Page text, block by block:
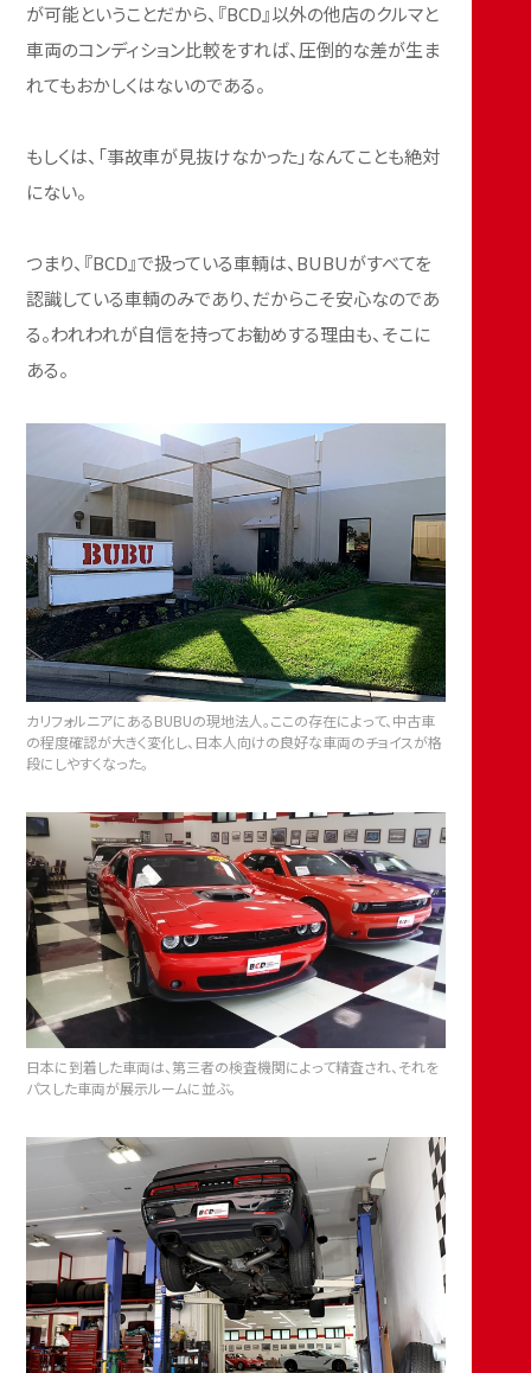
が可能ということだから、『BCD』以外の他店のクルマと
車両のコンディション比較をすれば、圧倒的な差が生ま
れてもおかしくはないのである。
もしくは、「事故車が見抜けなかった」なんてことも絶対
にない。
つまり、『BCD』で扱っている車輌は、BUBUがすべてを
認識している車輌のみであり、だからこそ安心なのであ
る。われわれが自信を持ってお勧めする理由も、そこに
ある。
カリフォルニアにあるBUBUの現地法人。ここの存在によって、中古車
の程度確認が大きく変化し、日本人向けの良好な車両のチョイスが格
段にしやすくなった。
日本に到着した車両は、第三者の検査機関によって精査され、それを
パスした車両が展示ルームに並ぶ。